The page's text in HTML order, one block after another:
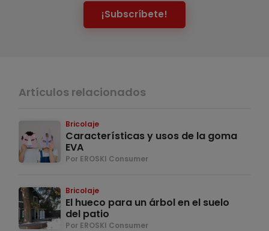
¡Subscríbete!
Artículos relacionados
Bricolaje
Características y usos de la goma
EVA
Por EROSKI Consumer
Bricolaje
El hueco para un árbol en el suelo
del patio
Por EROSKI Consumer